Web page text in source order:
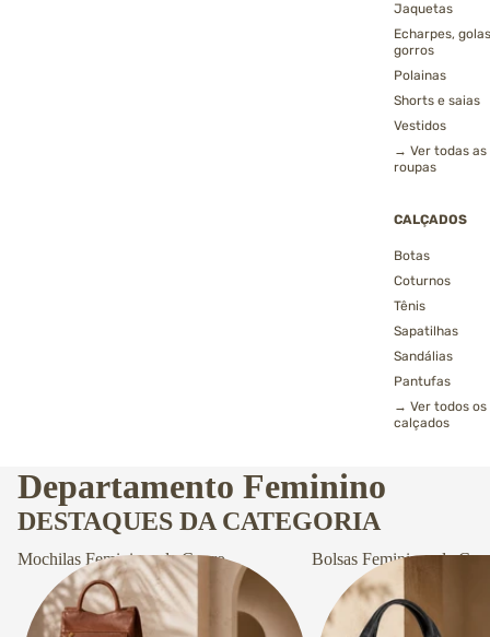
Jaquetas
Echarpes,
gorros
Polainas
Shorts e saias
Vestidos
→ Ver todas as
roupas
CALÇADOS
Botas
Coturnos
Tênis
Sapatilhas
Sandálias
Pantufas
→ Ver todos os
calçados
Departamento Feminino
DESTAQUES DA CATEGORIA
Mochilas Femininas de Couro Bolsas Femininas de